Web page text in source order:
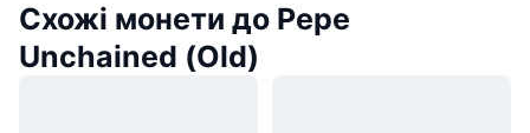
Схожі монети до Pepe
Unchained (Old)